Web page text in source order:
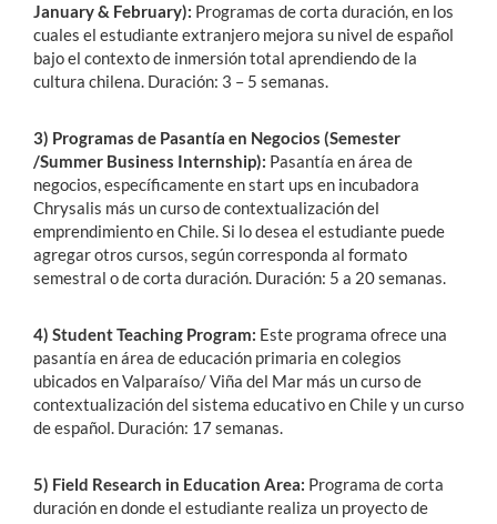
January & February): Programas de corta duración, en los
cuales el estudiante extranjero mejora su nivel de español
bajo el contexto de inmersión total aprendiendo de la
cultura chilena. Duración: 3 – 5 semanas.
3) Programas de Pasantía en Negocios (Semester
/Summer Business Internship): Pasantía en área de
negocios, específicamente en start ups en incubadora
Chrysalis más un curso de contextualización del
emprendimiento en Chile. Si lo desea el estudiante puede
agregar otros cursos, según corresponda al formato
semestral o de corta duración. Duración: 5 a 20 semanas.
4) Student Teaching Program: Este programa ofrece una
pasantía en área de educación primaria en colegios
ubicados en Valparaíso/ Viña del Mar más un curso de
contextualización del sistema educativo en Chile y un curso
de español. Duración: 17 semanas.
5) Field Research in Education Area: Programa de corta
duración en donde el estudiante realiza un proyecto de